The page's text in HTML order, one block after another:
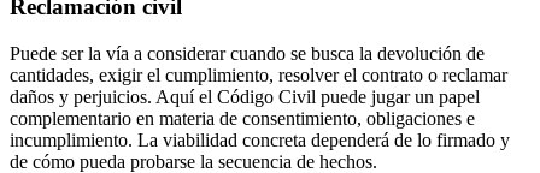
Reclamación civil
Puede ser la vía a considerar cuando se busca la devolución de
cantidades, exigir el cumplimiento, resolver el contrato o reclamar
daños y perjuicios. Aquí el Código Civil puede jugar un papel
complementario en materia de consentimiento, obligaciones e
incumplimiento. La viabilidad concreta dependerá de lo firmado y
de cómo pueda probarse la secuencia de hechos.